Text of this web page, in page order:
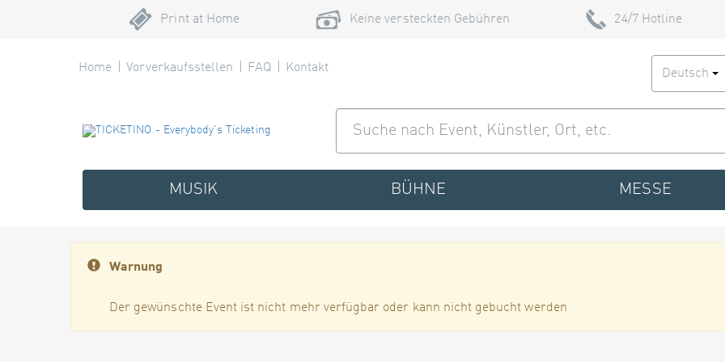
Print at Home Keine versteckten Gebühren 24/7 Hotline
Home Vorverkaufsstellen FAQ Kontakt Deutsch
MUSIK BÜHNE MESSE
Warnung
Der gewünschte Event ist nicht mehr verfügbar oder kann nicht gebucht werden